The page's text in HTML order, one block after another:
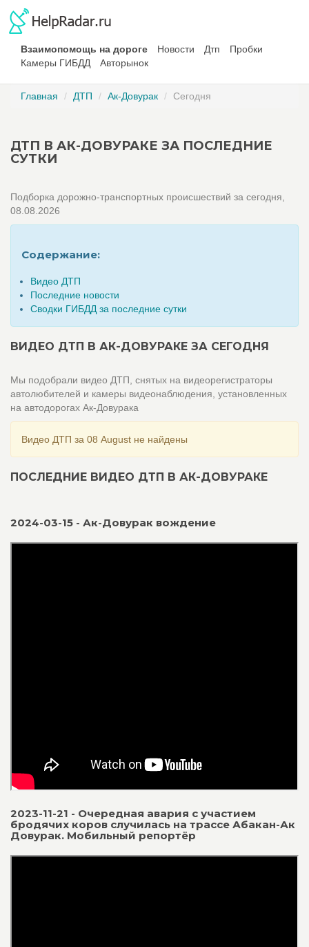
Взаимопомощь на дороге Новости Дтп
Пробки
Камеры ГИБДД
Авторынок
Главная ДТП Ак-Довурак Сегодня
ДТП В АК-ДОВУРАКЕ ЗА ПОСЛЕДНИЕ
СУТКИ
Подборка дорожно-транспортных происшествий за сегодня,
08.08.2026
Содержание:
Видео ДТП
Последние новости
Сводки ГИБДД за последние сутки
ВИДЕО ДТП В АК-ДОВУРАКЕ ЗА СЕГОДНЯ
Мы подобрали видео ДТП, снятых на видеорегистраторы
автолюбителей и камеры видеонаблюдения, установленных
на автодорогах Ак-Довурака
Видео ДТП за 08 August не найдены
ПОСЛЕДНИЕ ВИДЕО ДТП В АК-ДОВУРАКЕ
2024-03-15 - Ак-Довурак вождение
2023-11-21 - Очередная авария с участием
бродячих коров случилась на трассе Абакан-Ак
Довурак. Мобильный репортёр